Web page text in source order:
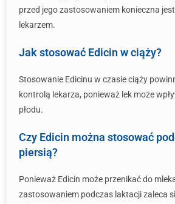
przed jego zastosowaniem konieczna
lekarzem.
Jak stosować Edicin w ciąży?
Stosowanie Edicinu w czasie ciąży
kontrolą lekarza, ponieważ lek może
płodu.
Czy Edicin można stosować
piersią?
Ponieważ Edicin może przenikać do
zastosowaniem podczas laktacji zaleca